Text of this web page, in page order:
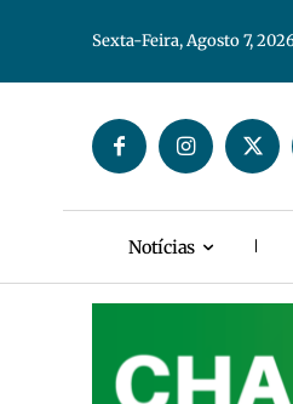
Sexta-Feira, Agosto 7,
Notícias